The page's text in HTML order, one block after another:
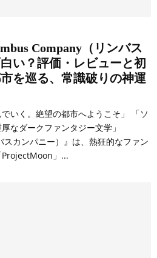
Company（リンバス
い？評価・レビューと初
を巡る、常識破りの神運
いく。絶望の都市へようこそ」 「ソ
なダークファンタジー文学」
カンパニー）』は、熱狂的なファン
ProjectMoon」...